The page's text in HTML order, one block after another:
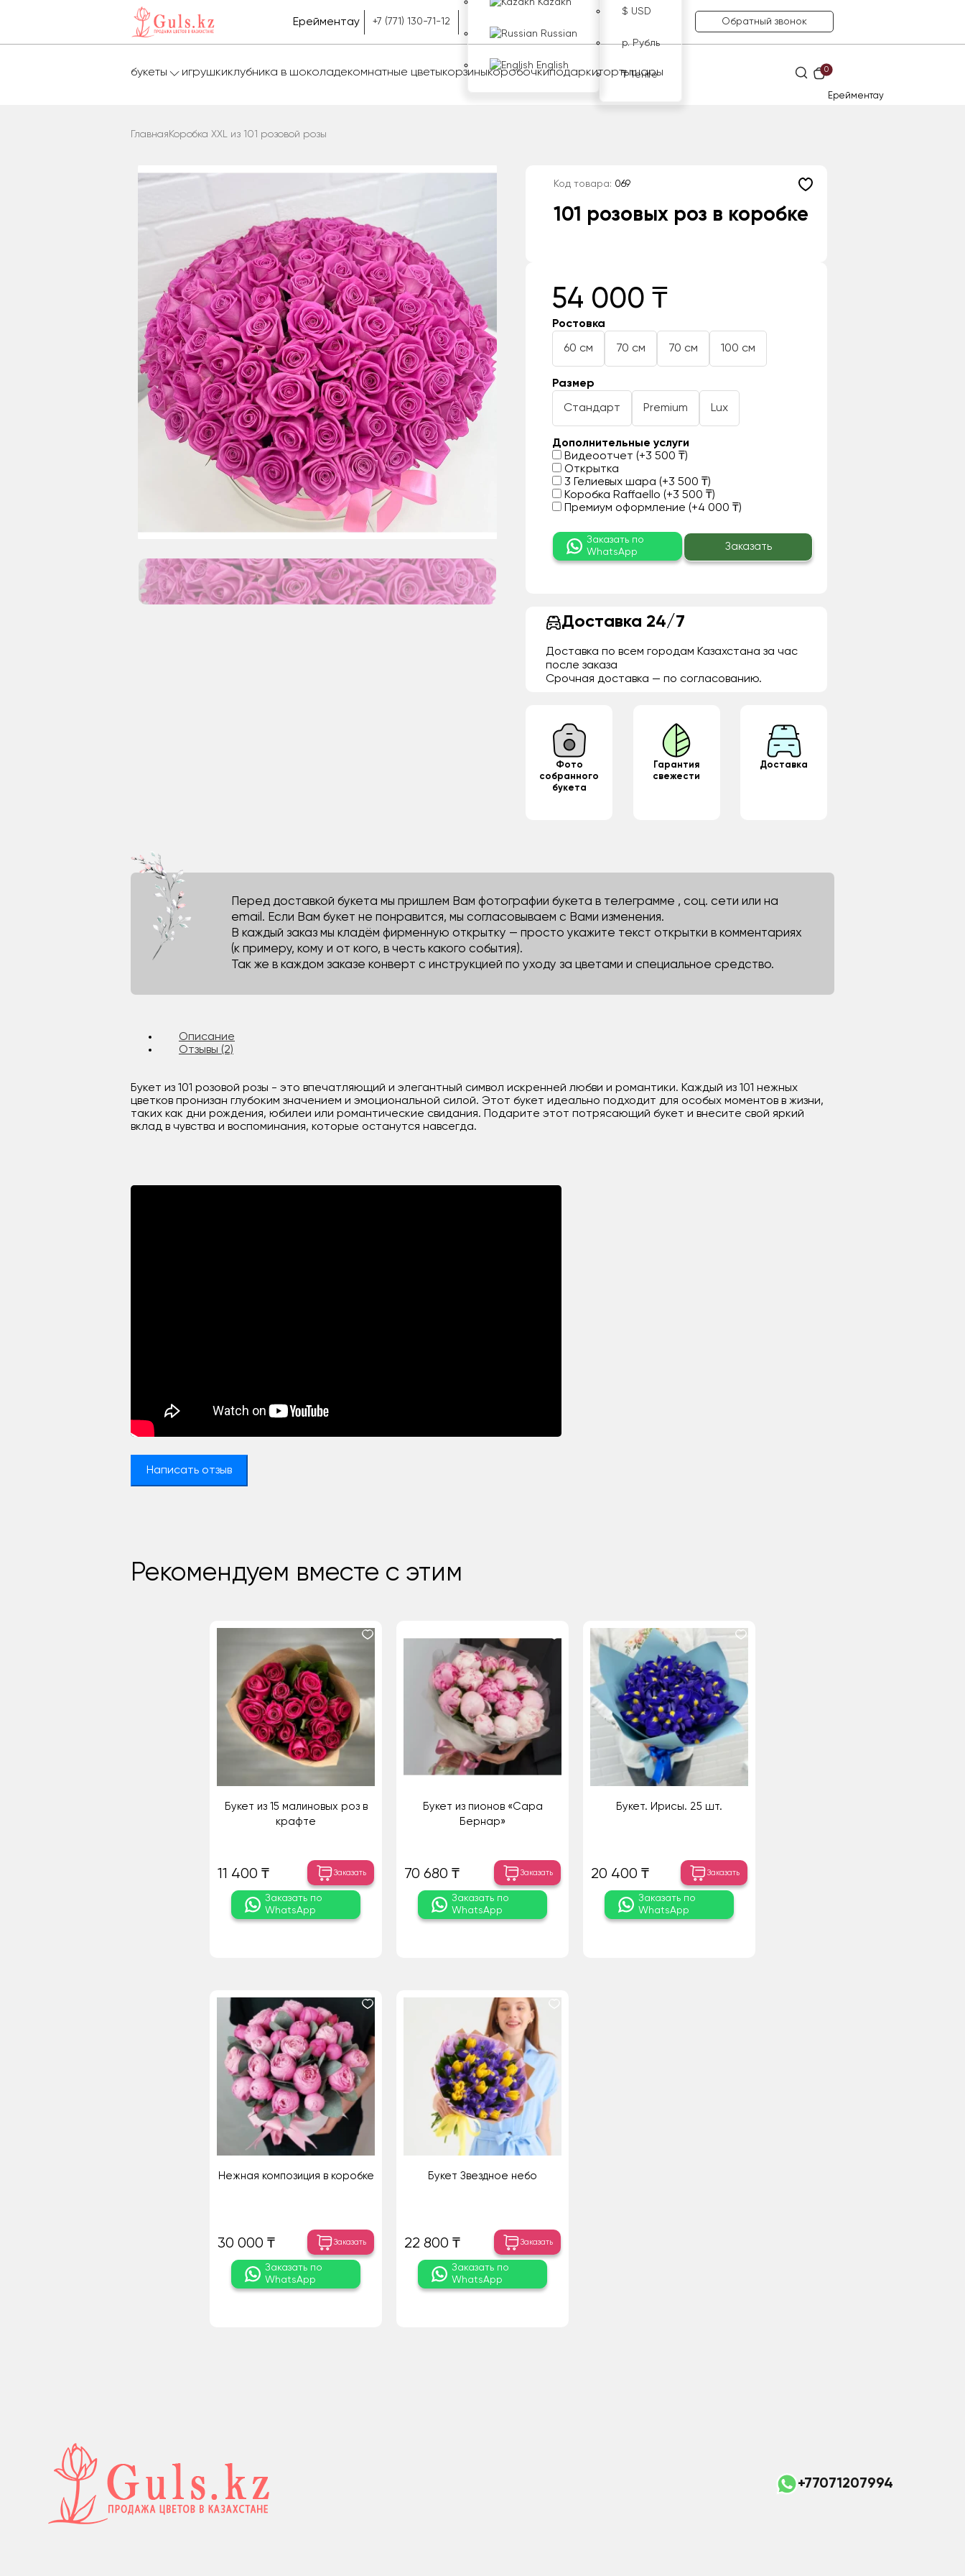
Ерейментау +7 (771) 130-71-12
Kazakh
Russian
English
$ USD
р. Рубль
₸ Тенге
Обратный звонок
букеты игрушкиклубника в шоколадекомнатные цветыкорзиныкоробочкиподаркитортышары 0
Ерейментау
Главная Коробка XXL из 101 розовой розы
Код товара: 069
101 розовых роз в коробке
54 000 ₸
Ростовка
60 см 70 см 70 см 100 см
Размер
Стандарт Premium Lux
Дополнительные услуги
Видеоотчет (+3 500 ₸)
Открытка
3 Гелиевых шара (+3 500 ₸)
Коробка Raffaello (+3 500 ₸)
Премиум оформление (+4 000 ₸)
Заказать по
WhatsApp
Заказать
Доставка 24/7
Доставка по всем городам Казахстана за час
после заказа
Срочная доставка — по согласованию.
Фото
собранного
букета
Гарантия
свежести
Доставка
Перед доставкой букета мы пришлем Вам фотографии букета в телеграмме , соц. сети или на
email. Если Вам букет не понравится, мы согласовываем с Вами изменения.
В каждый заказ мы кладём фирменную открытку — просто укажите текст открытки в комментариях
(к примеру, кому и от кого, в честь какого события).
Так же в каждом заказе конверт с инструкцией по уходу за цветами и специальное средство.
Описание
Отзывы (2)
Букет из 101 розовой розы - это впечатляющий и элегантный символ искренней любви и романтики. Каждый из 101 нежных
цветков пронизан глубоким значением и эмоциональной силой. Этот букет идеально подходит для особых моментов в жизни,
таких как дни рождения, юбилеи или романтические свидания. Подарите этот потрясающий букет и внесите свой яркий
вклад в чувства и воспоминания, которые останутся навсегда.
Написать отзыв
Рекомендуем вместе с этим
Букет из 15 малиновых роз в
крафте
11 400 ₸ Заказать
Заказать по
WhatsApp
Букет из пионов «Сара
Бернар»
70 680 ₸ Заказать
Заказать по
WhatsApp
Букет. Ирисы. 25 шт.
20 400 ₸ Заказать
Заказать по
WhatsApp
Нежная композиция в коробке
30 000 ₸ Заказать
Заказать по
WhatsApp
Букет Звездное небо
22 800 ₸ Заказать
Заказать по
WhatsApp
+77071207994